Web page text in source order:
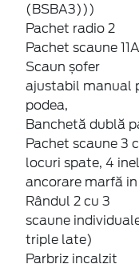
(BSBA3)))
Pachet radio 2
Pachet scaune
Scaun șofer
ajustabil manual
podea,
Banchetă dublă
Pachet scaune 3
locuri spate, 4
ancorare marfă
Rândul 2 cu 3
scaune
triple late)
Parbriz incalzit